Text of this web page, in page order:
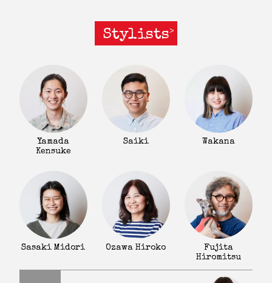
Stylists
Yamada
Kensuke
Saiki Wakana
Sasaki Midori Ozawa Hiroko
Fujita
Hiromitsu